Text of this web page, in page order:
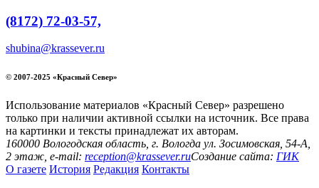
(8172) 72-03-57,
shubina@krassever.ru
© 2007-2025 «Красный Север»
Использование материалов «Красный Север» разрешено
только при наличии активной ссылки на источник. Все права
на картинки и тексты принадлежат их авторам.
160000 Вологодская область, г. Вологда ул. Зосимовская, 54-А,
2 этаж, e-mail: reception@krassever.ruСоздание сайта: ГИК
О газете История Редакция Контакты